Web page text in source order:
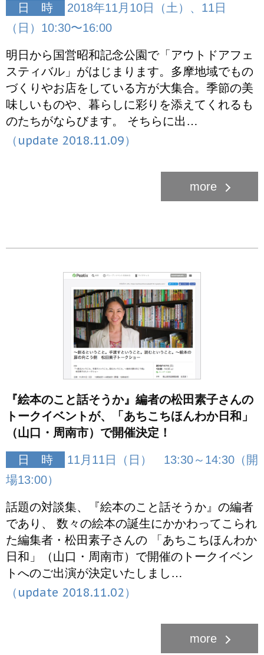
日 時
2018年11月10日（土）、11日
（日）10:30〜16:00
明日から国営昭和記念公園で「アウトドアフェ
スティバル」がはじまります。多摩地域でもの
づくりやお店をしている方が大集合。季節の美
味しいものや、暮らしに彩りを添えてくれるも
のたちがならびます。 そちらに出…
（update 2018.11.09）
『絵本のこと話そうか』編者の松田素子さんの
トークイベントが、「あちこちほんわか日和」
（山口・周南市）で開催決定！
日 時
11月11日（日） 13:30～14:30（開
場13:00）
話題の対談集、『絵本のこと話そうか』の編者
であり、 数々の絵本の誕生にかかわってこられ
た編集者・松田素子さんの 「あちこちほんわか
日和」（山口・周南市）で開催のトークイベン
トへのご出演が決定いたしまし…
（update 2018.11.02）